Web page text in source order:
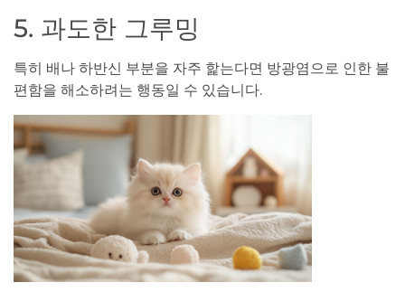
5. 과도한 그루밍
특히 배나 하반신 부분을 자주 핥는다면 방광염으로 인한 불
편함을 해소하려는 행동일 수 있습니다.